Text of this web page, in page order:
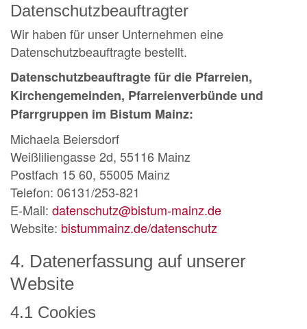
Datenschutzbeauftragter
Wir haben für unser Unternehmen eine
Datenschutzbeauftragte bestellt.
Datenschutzbeauftragte für die Pfarreien,
Kirchengemeinden, Pfarreienverbünde und
Pfarrgruppen im Bistum Mainz:
Michaela Beiersdorf
Weißliliengasse 2d, 55116 Mainz
Postfach 15 60, 55005 Mainz
Telefon: 06131/253-821
E-Mail: datenschutz@bistum-mainz.de
Website: bistummainz.de/datenschutz
4. Datenerfassung auf unserer
Website
4.1 Cookies